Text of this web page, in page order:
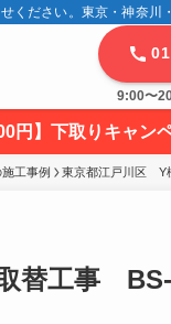
ださい。東京・神奈
9:00〜
円】下取りキャン
工事例 東京都江戸川区　
替工事